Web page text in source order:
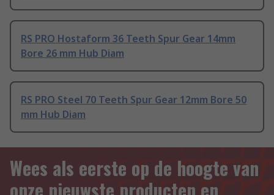
RS PRO Hostaform 36 Teeth Spur Gear 14mm
Bore 26 mm Hub Diam
RS PRO Steel 70 Teeth Spur Gear 12mm Bore 50
mm Hub Diam
Wees als eerste op de hoogte van